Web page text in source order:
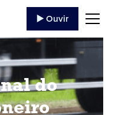
▶️ Ouvir
do